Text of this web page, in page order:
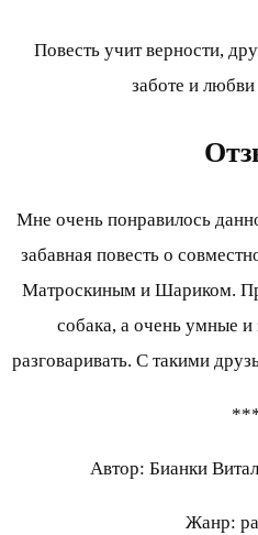
Повесть учит верности,
заботе и
Мне очень понравилось
забавная повесть о
Матроскиным и Шариком.
собака, а очень умные
разговаривать. С такими
Автор: Бианки
Жанр: